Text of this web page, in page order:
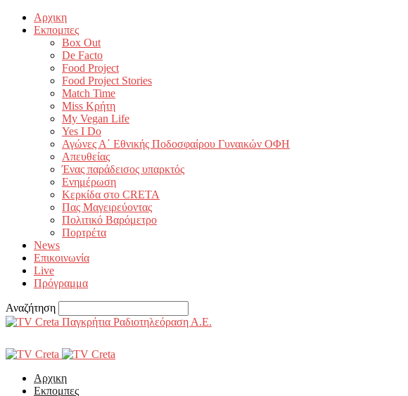
Αρχικη
Εκπομπες
Box Out
De Facto
Food Project
Food Project Stories
Match Time
Miss Κρήτη
My Vegan Life
Yes I Do
Αγώνες Α΄ Εθνικής Ποδοσφαίρου Γυναικών ΟΦΗ
Απευθείας
Ένας παράδεισος υπαρκτός
Ενημέρωση
Κερκίδα στο CRETA
Πας Μαγειρεύοντας
Πολιτικό Βαρόμετρο
Πορτρέτα
News
Επικοινωνία
Live
Πρόγραμμα
Αναζήτηση
Παγκρήτια Ραδιοτηλεόραση Α.Ε.
Αρχικη
Εκπομπες